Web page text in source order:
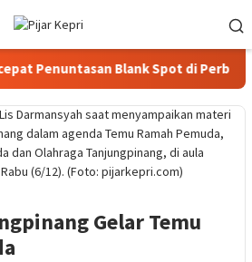
Penuntasan Blank Spot di Perbatasan
Gelar Temu